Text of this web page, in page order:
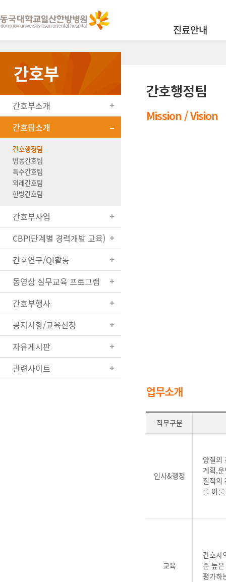
진료안내
간호부
간호부소개
간호팀소개
간호행정팀
병동간호팀
특수간호팀
외래간호팀
한방간호팀
간호부사업
CBP(단계별 경력개발 교육)
간호연구/QI활동
동영상 실무교육 프로그램
간호부행사
공지사항/교육신청
자유게시판
관련사이트
간호행정팀
Mission / Vision
업무소개
직무구분
인사&행정
양질의
계획,
질적의
를 이
교육
간호사
준 높
평가하